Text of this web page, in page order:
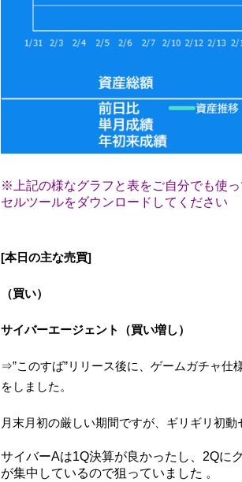
※上記の様なグラフと表をご自分でも使っ
セルツールをダウンロードしてください
[本日の主な売買]
（買い）
サイバーエージェント（買い増し）
⇒”このすば”リリース後に、ゲームガチャ仕
をしました。
月末月初の厳しい期間ですが、ギリギリ初
サイバーAは1Q決算が良かったし、2Qに
が集中しているので狙っていました 。